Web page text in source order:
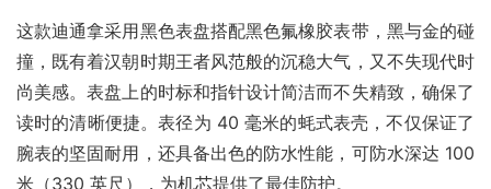
这款迪通拿采用黑色表盘搭配黑色氟橡胶表带，黑与金的碰
撞，既有着汉朝时期王者风范般的沉稳大气，又不失现代时
尚美感。表盘上的时标和指针设计简洁而不失精致，确保了
读时的清晰便捷。表径为 40 毫米的蚝式表壳，不仅保证了
腕表的坚固耐用，还具备出色的防水性能，可防水深达 100
米（330 英尺），为机芯提供了最佳防护。​